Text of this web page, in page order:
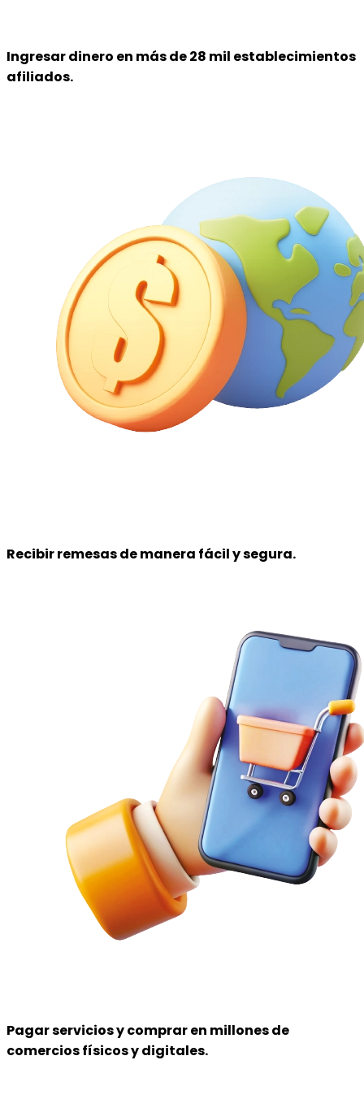
Ingresar dinero en más de 28 mil establecimientos
afiliados.
Recibir remesasde manera fácil y segura.
Pagar servicios y compraren millones de
comercios físicos y digitales.